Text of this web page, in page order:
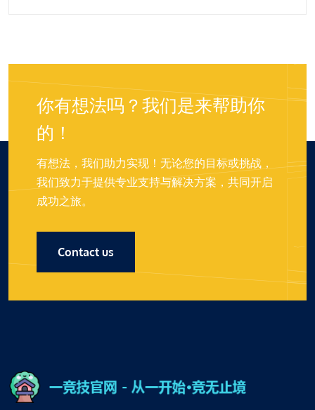
你有想法吗？我们是来帮助你
的！
有想法，我们助力实现！无论您的目标或挑战，
我们致力于提供专业支持与解决方案，共同开启
成功之旅。
Contact us